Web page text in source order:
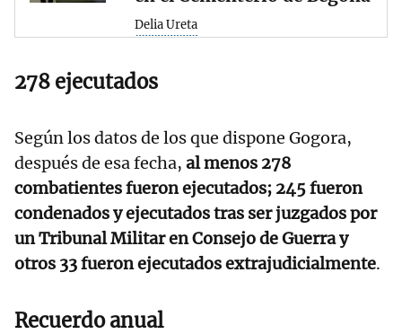
Delia Ureta
278 ejecutados
Según los datos de los que dispone Gogora,
después de esa fecha, al menos 278
combatientes fueron ejecutados; 245 fueron
condenados y ejecutados tras ser juzgados por
un Tribunal Militar en Consejo de Guerra y
otros 33 fueron ejecutados extrajudicialmente.
Recuerdo anual